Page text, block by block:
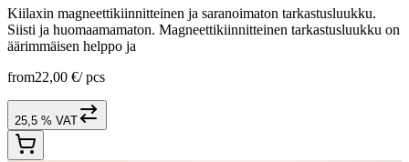
Kiilaxin magneettikiinnitteinen ja saranoimaton tarkastusluukku.
Siisti ja huomaamamaton. Magneettikiinnitteinen tarkastusluukku on
äärimmäisen helppo ja
from22,00 €/ pcs
25,5 % VAT